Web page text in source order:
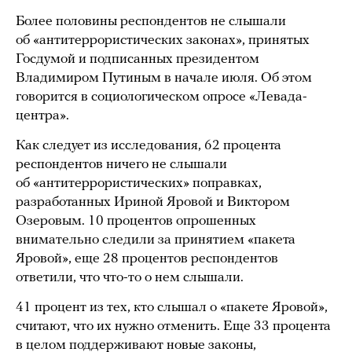
Более половины респондентов не слышали
об «антитеррористических законах», принятых
Госдумой и подписанных президентом
Владимиром Путиным в начале июля. Об этом
говорится в социологическом опросе «Левада-
центра».
Как следует из исследования, 62 процента
респондентов ничего не слышали
об «антитеррористических» поправках,
разработанных Ириной Яровой и Виктором
Озеровым. 10 процентов опрошенных
внимательно следили за принятием «пакета
Яровой», еще 28 процентов респондентов
ответили, что что-то о нем слышали.
41 процент из тех, кто слышал о «пакете Яровой»,
считают, что их нужно отменить. Еще 33 процента
в целом поддерживают новые законы,